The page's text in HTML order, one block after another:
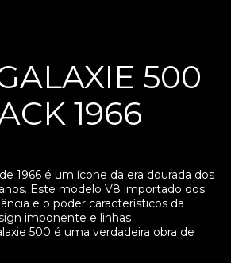
500
1966
1966 é um ícone da era dourada dos
Este modelo V8 importado dos
e o poder característicos da
imponente e linhas
500 é uma verdadeira obra de